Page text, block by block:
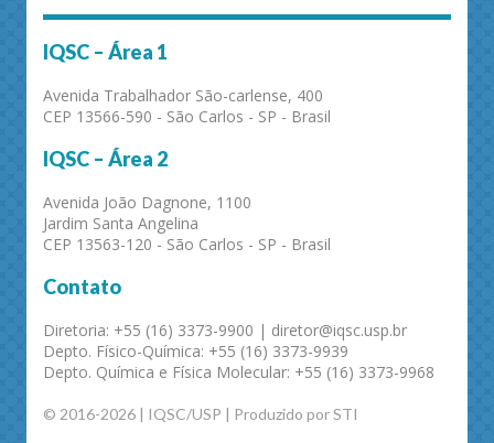
IQSC – Área 1
Avenida Trabalhador São-carlense, 400
CEP 13566-590 - São Carlos - SP - Brasil
IQSC – Área 2
Avenida João Dagnone, 1100
Jardim Santa Angelina
CEP 13563-120 - São Carlos - SP - Brasil
Contato
Diretoria: +55 (16) 3373-9900 | diretor@iqsc.usp.br
Depto. Físico-Química: +55 (16) 3373-9939
Depto. Química e Física Molecular: +55 (16) 3373-9968
© 2016-2026 | IQSC/USP | Produzido por STI